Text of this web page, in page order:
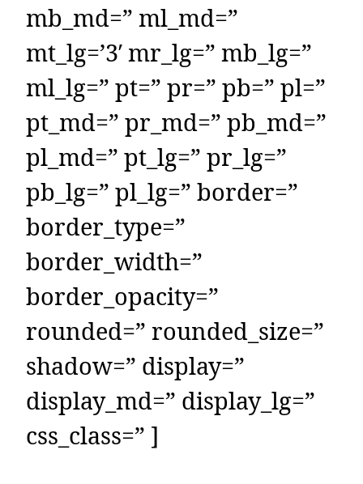
mb_md=” ml_md=”
mt_lg=’3′ mr_lg=” mb_lg=”
ml_lg=” pt=” pr=” pb=” pl=”
pt_md=” pr_md=” pb_md=”
pl_md=” pt_lg=” pr_lg=”
pb_lg=” pl_lg=” border=”
border_type=”
border_width=”
border_opacity=”
rounded=” rounded_size=”
shadow=” display=”
display_md=” display_lg=”
css_class=” ]